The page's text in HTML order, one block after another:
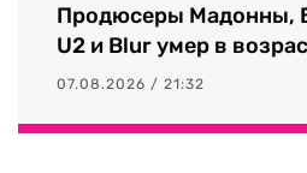
Продюсеры Мадонны,
U2 и Blur умер в
07.08.2026 / 21:32